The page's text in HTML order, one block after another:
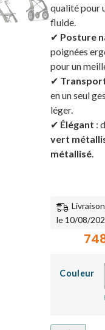
qualité pour
fluide.
✔ Posture
poignées
pour un
✔
en un seul
léger.
✔ Élégant :
vert
métallisé.
le 10/08/
Couleur